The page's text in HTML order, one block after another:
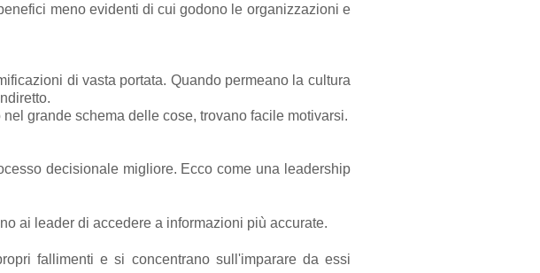
meno evidenti di cui godono le organizzazioni e
di vasta portata. Quando permeano la cultura
grande schema delle cose, trovano facile motivarsi.
decisionale migliore. Ecco come una leadership
ai leader di accedere a informazioni più accurate.
fallimenti e si concentrano sull'imparare da essi